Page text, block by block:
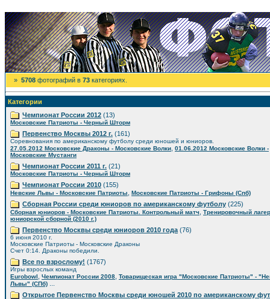
» 5708 фотографий в 73 категориях.
Категории
Чемпионат России 2012 (13)
Московские Патриоты - Черный Шторм
Первенство Москвы 2012 г. (161)
Соревнования по американскому футболу среди юношей и юниоров.
27.05.2012 Московские Драконы - Московские Волки 01.06.2012 Московские Волки -
Московские Мустанги
Чемпионат России 2011 г. (21)
Московские Патриоты - Черный Шторм
Чемпионат России 2010 (155)
Невские Львы - Московские Патриоты Московские Патриоты - Грифоны (Спб)
Сборная России среди юниоров по американскому футболу (225)
Сборная юниоров - Московские Патриоты. Контрольный матч Тренировочный
юниорской сборной (2010 г.)
Первенство Москвы среди юниоров 2010 года (76)
6 июня 2010 г.
Московские Патриоты - Московские Драконы
Счет 0:14. Драконы победили.
Все по взрослому! (1767)
Игры взрослых команд
Eurobowl
Чемпионат России 2008 Товарищеская игра "Московские Патриоты" -
Львы" (СПб)
Открытое Первенство Москвы среди юношей 2010 по американскому